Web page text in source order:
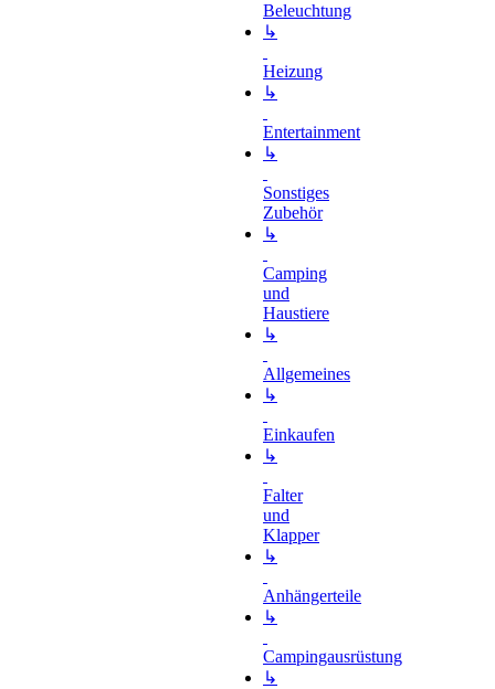
Beleuchtung
↳
Heizung
↳
Entertainment
↳
Sonstiges
Zubehör
↳
Camping
und
Haustiere
↳
Allgemeines
↳
Einkaufen
↳
Falter
und
Klapper
↳
Anhängerteile
↳
Campingausrüstung
↳